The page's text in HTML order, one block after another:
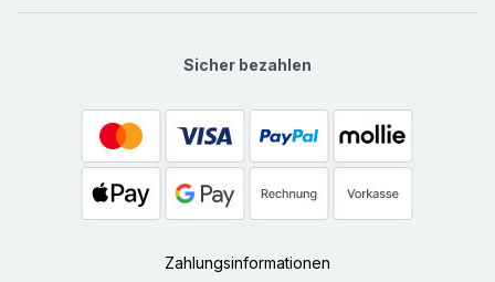
Sicher bezahlen
Zahlungsinformationen